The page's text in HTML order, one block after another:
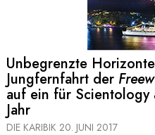
Unbegrenzte
Jungfernfahrt der
auf ein für
Jahr
DIE KARIBIK 20. JUNI 2017